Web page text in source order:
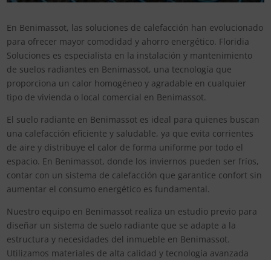
En Benimassot, las soluciones de calefacción han evolucionado
para ofrecer mayor comodidad y ahorro energético. Floridia
Soluciones es especialista en la instalación y mantenimiento
de suelos radiantes en Benimassot, una tecnología que
proporciona un calor homogéneo y agradable en cualquier
tipo de vivienda o local comercial en Benimassot.
El suelo radiante en Benimassot es ideal para quienes buscan
una calefacción eficiente y saludable, ya que evita corrientes
de aire y distribuye el calor de forma uniforme por todo el
espacio. En Benimassot, donde los inviernos pueden ser fríos,
contar con un sistema de calefacción que garantice confort sin
aumentar el consumo energético es fundamental.
Nuestro equipo en Benimassot realiza un estudio previo para
diseñar un sistema de suelo radiante que se adapte a la
estructura y necesidades del inmueble en Benimassot.
Utilizamos materiales de alta calidad y tecnología avanzada